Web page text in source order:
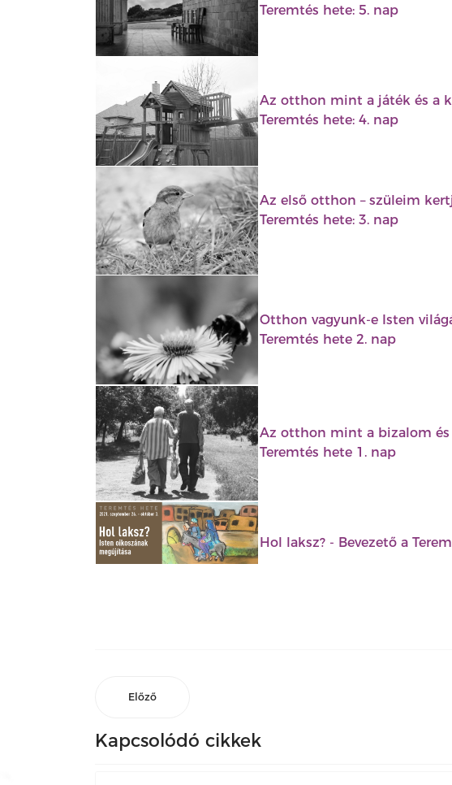
Teremtés hete: 5. nap
Az otthon mint a játék és a
Teremtés hete: 4. nap
Az első otthon – szüleim
Teremtés hete: 3. nap
Otthon vagyunk-e Isten
Teremtés hete 2. nap
Az otthon mint a bizalom és
Teremtés hete 1. nap
Hol laksz? - Bevezető a
Előző
Kapcsolódó cikkek